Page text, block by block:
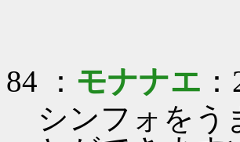
84 ： モナナエ
シンフォをう